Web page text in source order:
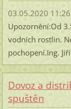
03.05.2020 11:26
Upozornění:Od
vodních rostlin.
pochopení.Ing.
Dovoz a
spuštěn